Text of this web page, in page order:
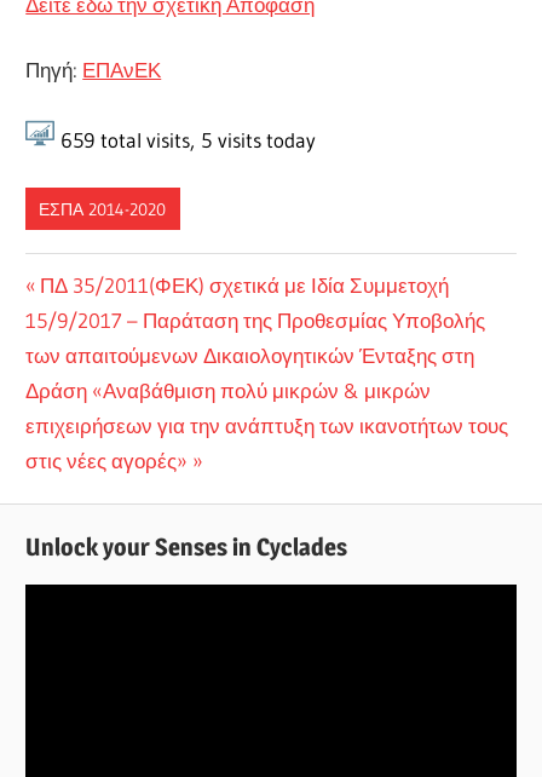
Πηγή: ΕΠΑνΕΚ
659 total visits, 5 visits today
ΕΣΠΑ 2014-2020
Πλοήγηση
άρθρων
Previous
Post:
ΠΔ 35/2011(ΦΕΚ) σχετικά με Ιδία Συμμετοχή
Next
Post:
15/9/2017 – Παράταση της Προθεσμίας Υποβολής
των απαιτούμενων Δικαιολογητικών Ένταξης στη
Δράση «Αναβάθμιση πολύ μικρών & μικρών
επιχειρήσεων για την ανάπτυξη των ικανοτήτων τους
στις νέες αγορές»
Unlock your Senses in Cyclades